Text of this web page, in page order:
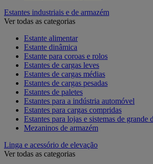
Estantes industriais e de armazém
Ver todas as categorias
Estante alimentar
Estante dinâmica
Estante para coroas e rolos
Estantes de cargas leves
Estantes de cargas médias
Estantes de cargas pesadas
Estantes de paletes
Estantes para a indústria automóvel
Estantes para cargas compridas
Estantes para lojas e sistemas de grande
Mezaninos de armazém
Linga e acessório de elevação
Ver todas as categorias